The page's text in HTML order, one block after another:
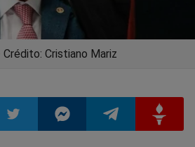
Cristiano Mariz